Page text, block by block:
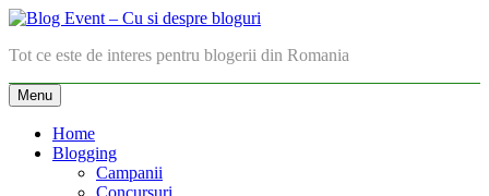
Skip
content
Blog Event – Cu si despre bloguri
Tot ce este de interes pentru blogerii din Romania
Menu
Home
Blogging
Campanii
Concursuri